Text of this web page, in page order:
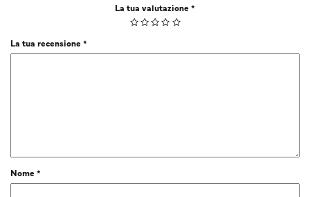
La tua valutazione*
La tua recensione*
Nome*